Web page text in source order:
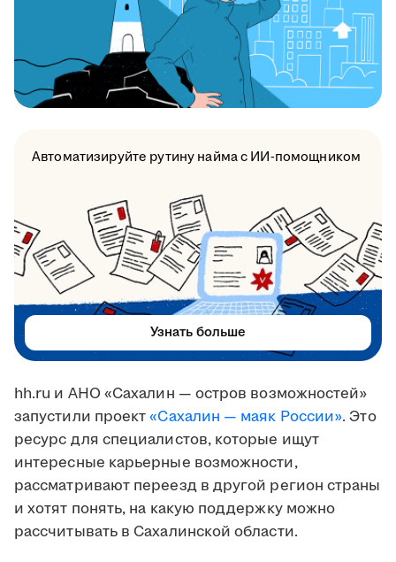
hh.ru и АНО «Сахалин — остров возможностей»
запустили проект«Сахалин — маяк России». Это
ресурс для специалистов, которые ищут
интересные карьерные возможности,
рассматривают переезд в другой регион страны
и хотят понять, на какую поддержку можно
рассчитывать в Сахалинской области.
Автоматизируйте рутину найма с ИИ-помощником
Узнать больше